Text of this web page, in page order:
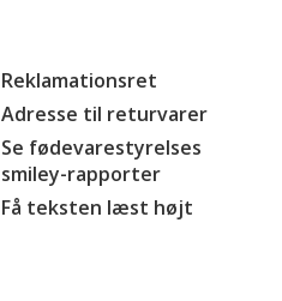
Reklamationsret
Adresse til returvarer
Se fødevarestyrelses
smiley-rapporter
Få teksten læst højt